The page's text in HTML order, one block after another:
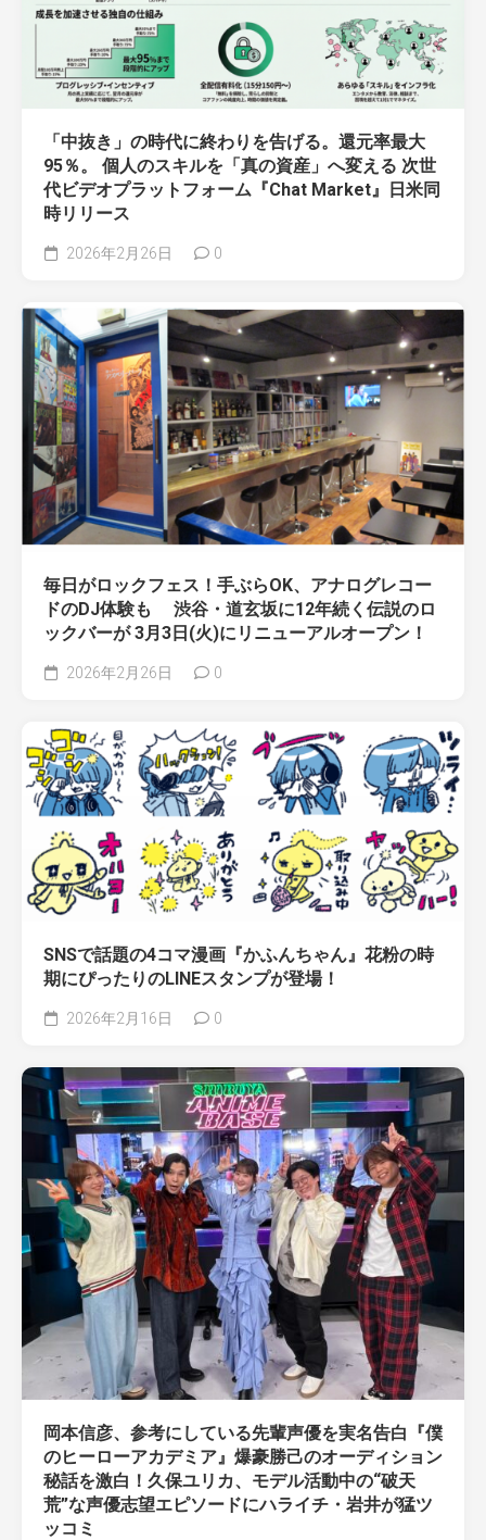
「中抜き」の時代に終わりを告げる。還元率最大
95％。 個人のスキルを「真の資産」へ変える 次世
代ビデオプラットフォーム『Chat Market』日米同
時リリース
2026年2月26日 0
毎日がロックフェス！手ぶらOK、アナログレコー
ドのDJ体験も 渋谷・道玄坂に12年続く伝説のロ
ックバーが 3月3日(火)にリニューアルオープン！
2026年2月26日 0
SNSで話題の4コマ漫画『かふんちゃん』花粉の時
期にぴったりのLINEスタンプが登場！
2026年2月16日 0
岡本信彦、参考にしている先輩声優を実名告白『僕
のヒーローアカデミア』爆豪勝己のオーディション
秘話を激白！久保ユリカ、モデル活動中の“破天
荒”な声優志望エピソードにハライチ・岩井が猛ツ
ッコミ